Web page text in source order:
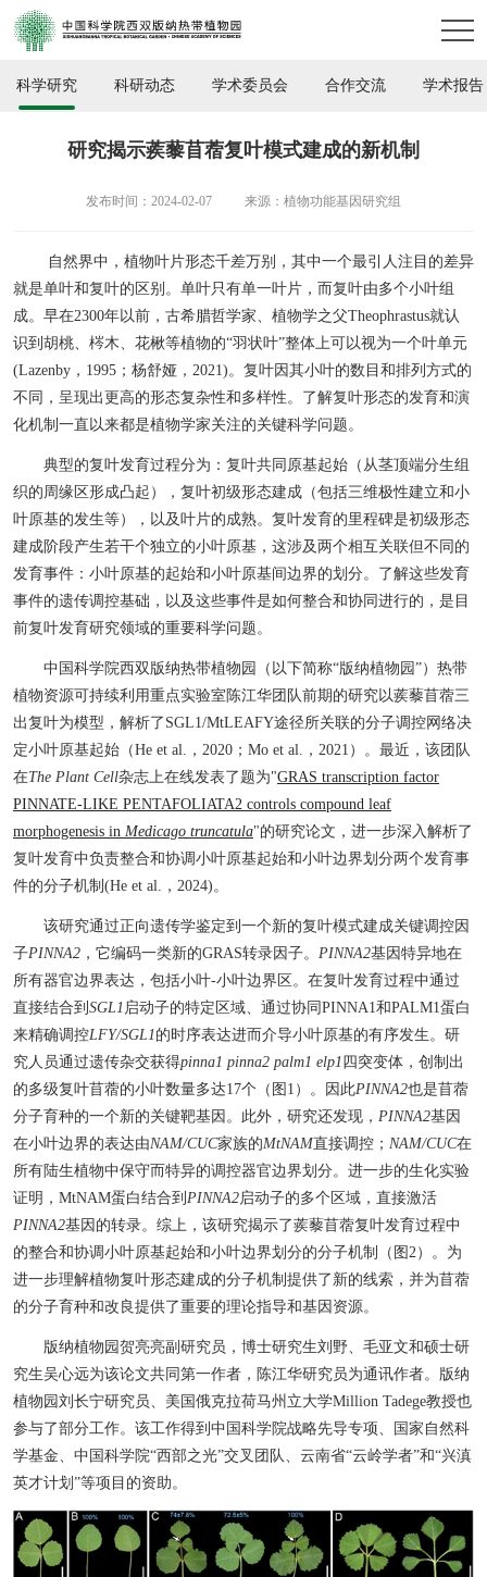
科学研究 科研动态 学术委员会 合作交流 学术报告
研究揭示蒺藜苜蓿复叶模式建成的新机制
发布时间：2024-02-07 来源：植物功能基因研究组
自然界中，植物叶片形态千差万别，其中一个最引人注目的差异
就是单叶和复叶的区别。单叶只有单一叶片，而复叶由多个小叶组
成。早在2300年以前，古希腊哲学家、植物学之父Theophrastus就认
识到胡桃、梣木、花楸等植物的“羽状叶”整体上可以视为一个叶单元
(Lazenby ， 1995 ； 杨舒娅 ， 2021)。复叶因其小叶的数目和排列方式的
不同，呈现出更高的形态复杂性和多样性。了解复叶形态的发育和演
化机制一直以来都是植物学家关注的关键科学问题。
典型的复叶发育过程分为：复叶共同原基起始（从茎顶端分生组
织的周缘区形成凸起 ）
，复叶初级形态建成（包括三维极性建立和小
叶原基的发生等），以及叶片的成熟。 复叶发育的里程碑是初级形态
建成阶段产生若干个独立的小叶原基，这涉及两个相互关联但不同的
发育事件：小叶原基的起始和小叶原基间边界的划分。了解这些发育
事件的遗传调控基础，以及这些事件是如何整合和协同进行的，是目
前复叶发育研究领域的重要科学问题。
中国科学院西双版纳热带植物园 （ 以下简称“版纳植物园”） 热带
植物资源可持续利用重点实验室陈江华团队前期的研究以蒺藜苜蓿三
出复叶为模型，解析了 SGL1/MtLEAFY途径所关联的分子调控网络决
定小叶原基起始 （He et al. ， 2020 ； Mo et al. ， 2021 ）。 最近，该团队
在The Plant Cell杂志上在线发表了题为"GRAS transcription factor
PINNATE-LIKE PENTAFOLIATA2 controls compound leaf
morphogenesis in Medicago truncatula"的研究论文，进一步深入解析了
复叶发育中负责整合和协调小叶原基起始和小叶边界划分两个发育事
件的分子机制 (He et al. ， 2024)。
该研究通过正向遗传学鉴定到一个新的复叶模式建成关键调控因
子PINNA2 ，它编码一类新的GRAS转录因子。 PINNA2基因特异地在
所有器官边界表达，包括小叶-小叶边界区。在复叶发育过程中通过
直接结合到 SGL1 启动子的特定区域、 通过协同 PINNA1和PALM1蛋白
来精确调控LFY/SGL1的时序表达进而介导小叶原基的有序发生。 研
究人员通过遗传杂交获得pinna1 pinna2 palm1 elp1 四 突变体 ，创制出
的多级复叶苜蓿的小叶数量多达17个 （图 1） 。因此PINNA2也是苜蓿
分子育种的一个新的关键靶基因。 此外 ， 研究还发现， PINNA2基因
在小叶边界的表达由NAM/CUC家族的MtNAM直接调控； NAM/CUC在
所有陆生植物中保守而特异的调控器官边界划分。进一步的生化实验
证明 ， MtNAM蛋白结合到 PINNA2启动子的多个区域，直接激活
PINNA2基因的转录。 综上，该研究揭示了蒺藜苜蓿复叶发育过程中
的整合和协调小叶原基起始和小叶边界划分的分子机制（图 2）。为
进一步理解植物复叶形态建成的分子机制提供了新的线索，并为苜蓿
的分子育种和改良提供了重要的理论指导和基因资源。
版纳植物园 贺亮亮副研究员 ， 博士研究生刘野、毛亚文和硕士研
究生吴心远为该论文共同第一作者，陈江华研究员为通讯作者。 版纳
植物园 刘长宁研究员、 美国俄克拉荷马州立大学Million Tadege教授也
参与了部分工作。该工作得到中国科学院战略先导专项、国家自然科
学基金、中国科学院“西部之光”交叉团队、云南省“云岭学者”和“兴滇
英才计划 ”等项目的资助。